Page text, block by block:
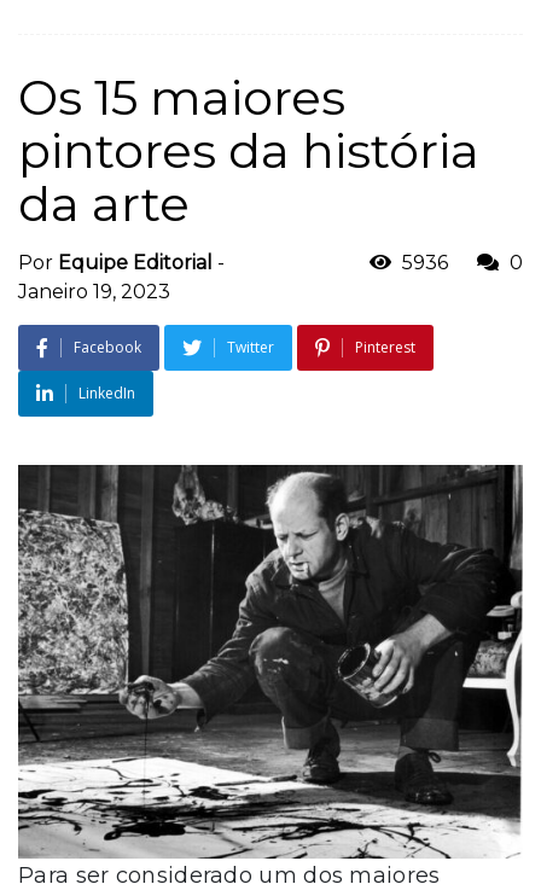
Os 15 maiores
pintores da história
da arte
Por Equipe Editorial -
Janeiro 19, 2023
5936 0
Facebook Twitter Pinterest
LinkedIn
Para ser considerado um dos maiores